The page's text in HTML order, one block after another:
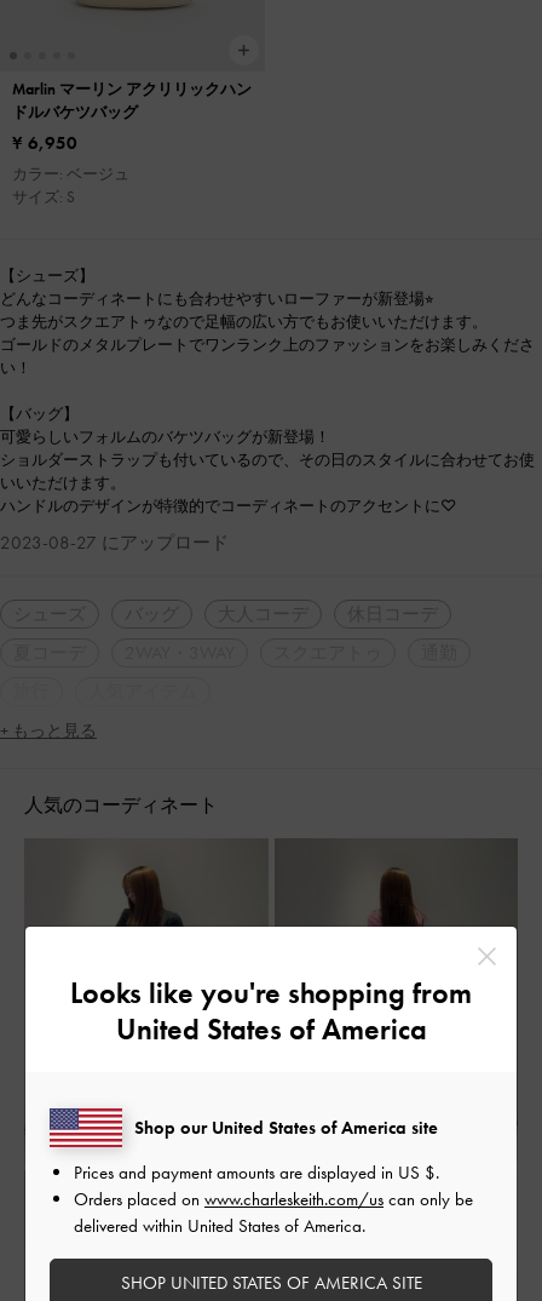
Marlin マーリン アクリリックハン
ドルバケツバッグ
¥ 6,950
カラー: ベージュ
サイズ: S
【シューズ】
どんなコーディネートにも合わせやすいローファーが新登場⭐︎
つま先がスクエアトゥなので足幅の広い方でもお使いいただけます。
ゴールドのメタルプレートでワンランク上のファッションをお楽しみくださ
い！
【バッグ】
可愛らしいフォルムのバケツバッグが新登場！
ショルダーストラップも付いているので、その日のスタイルに合わせてお使
いいただけます。
ハンドルのデザインが特徴的でコーディネートのアクセントに♡
2023-08-27 にアップロード
シューズ 大人コーデ
休日コーデ
+ もっと見る
人気のコーディネート
Looks like you're shopping from
United States of America
Shop our United States of America site
Prices and payment amounts are displayed in US $.
Orders placed on www.charleskeith.com/us can only be
delivered within United States of America.
SHOP UNITED STATES OF AMERICA SITE